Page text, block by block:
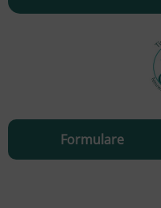
Formulare